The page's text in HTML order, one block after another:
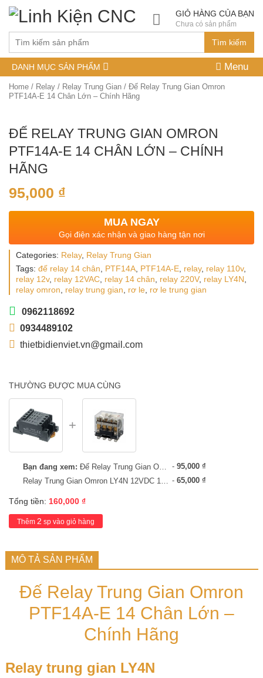
Tìm kiếm
GIỎ HÀNG CỦA BẠN
Chưa có sản phẩm
DANH MỤC SẢN PHẨM Menu
Home / Relay / Relay Trung Gian / Đế Relay Trung Gian Omron
PTF14A-E 14 Chân Lớn – Chính Hãng
ĐẾ RELAY TRUNG GIAN OMRON
PTF14A-E 14 CHÂN LỚN – CHÍNH
HÃNG
95,000 ₫
MUA NGAY
Gọi điện xác nhận và giao hàng tận nơi
Categories: Relay, Relay Trung Gian
Tags: đế relay 14 chân, PTF14A, PTF14A-E, relay, relay 110v,
relay 12v, relay 12VAC, relay 14 chân, relay 220V, relay LY4N,
relay omron, relay trung gian, rơ le, rơ le trung gian
0962118692
0934489102
thietbidienviet.vn@gmail.com
THƯỜNG ĐƯỢC MUA CÙNG
Bạn đang xem: Đế Relay Trung Gian Omron PTF14A-E 14 Chân Lớn - Chính Hãng - 95,000 ₫
Relay Trung Gian Omron LY4N 12VDC 10A 14 Chân To - 65,000 ₫
Tổng tiền: 160,000 ₫
Thêm 2 sp vào giỏ hàng
MÔ TẢ SẢN PHẨM
Đế Relay Trung Gian Omron
PTF14A-E 14 Chân Lớn –
Chính Hãng
Relay trung gian LY4N